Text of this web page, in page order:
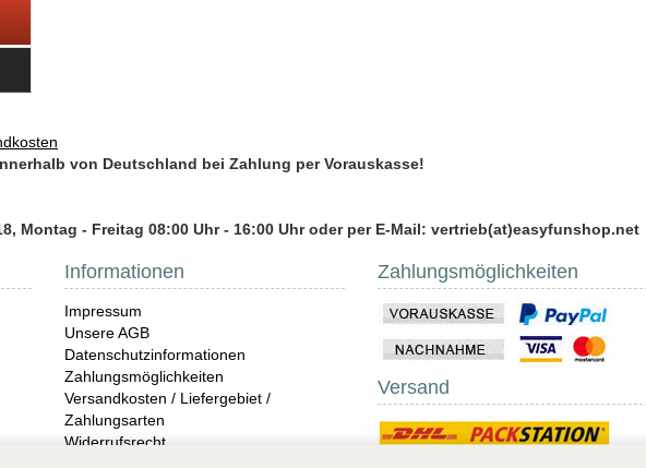
von Deutschland bei Zahlung per Vorauskasse!
Montag - Freitag 08:00 Uhr - 16:00 Uhr oder per E-Mail: vertrieb(at)easyfunshop.net
Informationen
Impressum
Unsere AGB
Datenschutzinformationen
Zahlungsmöglichkeiten
Versandkosten / Liefergebiet /
Zahlungsarten
Widerrufsrecht
Zahlungsmöglichkeiten
Versand